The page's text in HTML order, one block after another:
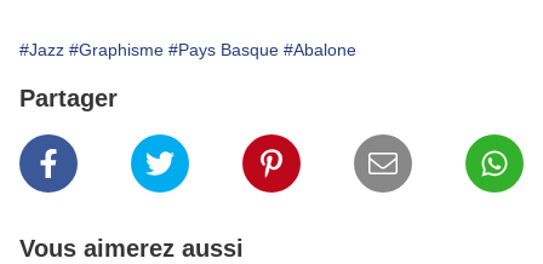
#Jazz #Graphisme #Pays Basque #Abalone
Partager
Vous aimerez aussi